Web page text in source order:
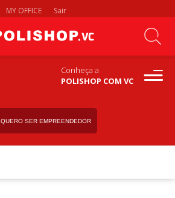
MY OFFICE Sair
Conheça a
POLISHOP COM VC
QUERO SER EMPREENDEDOR